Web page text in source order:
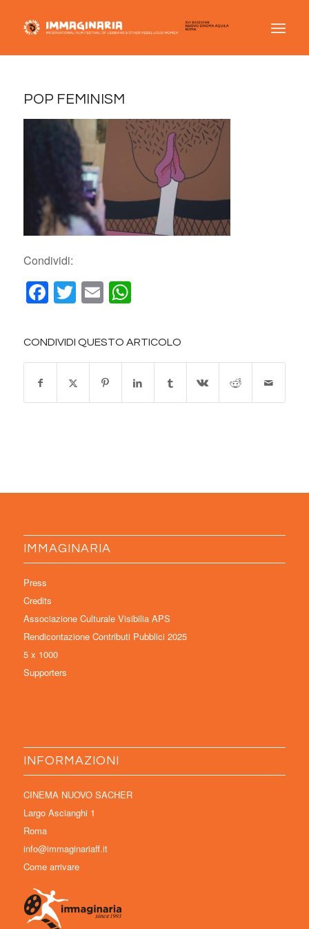
POP FEMINISM
Condividi:
Facebook
Twitter
EmailWhatsApp
CONDIVIDI QUESTO ARTICOLO
IMMAGINARIA
Press
Credits
Associazione Culturale Visibilia APS
Rendicontazione Contributi Pubblici 2025
5 x 1000
Supporters
INFORMAZIONI
CINEMA NUOVO SACHER
Largo Ascianghi 1
Roma
info@immaginariaff.it
Come arrivare